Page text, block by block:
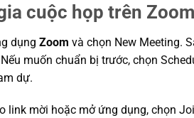
cuộc họp trên Zoom
dụng Zoom và chọn New Meeting.
muốn chuẩn bị trước, chọn
dự.
link mời hoặc mở ứng dụng, chọn